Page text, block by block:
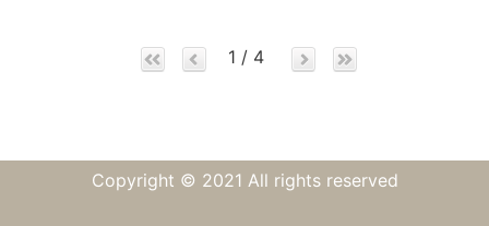
1 / 4
Copyright © 2021 All rights reserved